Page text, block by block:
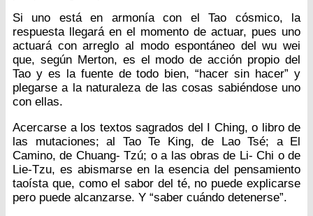
Si uno está en armonía con el Tao cósmico, la
respuesta llegará en el momento de actuar, pues uno
actuará con arreglo al modo espontáneo del wu wei
que, según Merton, es el modo de acción propio del
Tao y es la fuente de todo bien, “hacer sin hacer” y
plegarse a la naturaleza de las cosas sabiéndose uno
con ellas.
Acercarse a los textos sagrados del I Ching, o libro de
las mutaciones; al Tao Te King, de Lao Tsé; a El
Camino, de Chuang- Tzú; o a las obras de Li- Chi o de
Lie-Tzu, es abismarse en la esencia del pensamiento
taoísta que, como el sabor del té, no puede explicarse
pero puede alcanzarse. Y “saber cuándo detenerse”.